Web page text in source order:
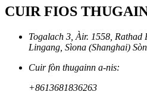
CUIR FIOS
Togalach 3, Àir. 1558,
Lingang, Sìona (Shanghai)
Cuir fòn thugainn a-nis:
+8613681836263